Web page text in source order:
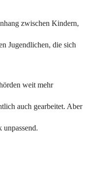
zwischen Kindern,
Jugendlichen, die sich
weit mehr
auch gearbeitet. Aber